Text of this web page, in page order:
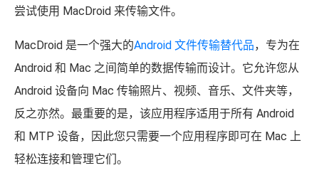
收到“在 Mac 上找不到 Android 设备”的消息。相反，可以
MacDroid 是一个强大的Android 文件传输替代品，专为在
Android 和 Mac 之间简单的数据传输而设计。它允许您从
Android 设备向 Mac 传输照片、视频、音乐、文件夹等，
反之亦然。最重要的是，该应用程序适用于所有 Android
和 MTP 设备，因此您只需要一个应用程序即可在 Mac 上